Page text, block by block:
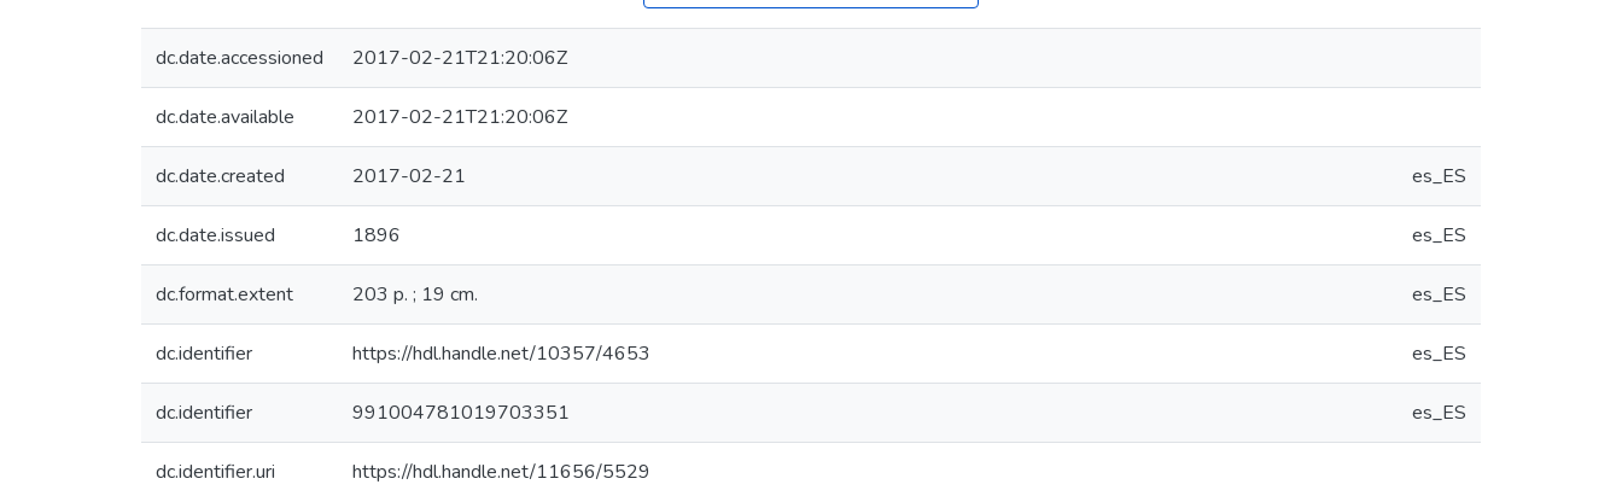
dc.date.accessioned 2017-02-21T21:20:06Z
dc.date.available 2017-02-21T21:20:06Z
dc.date.created 2017-02-21 es_ES
dc.date.issued 1896 es_ES
dc.format.extent 203 p. ; 19 cm. es_ES
dc.identifier https://hdl.handle.net/10357/4653 es_ES
dc.identifier 991004781019703351 es_ES
dc.identifier.uri https://hdl.handle.net/11656/5529